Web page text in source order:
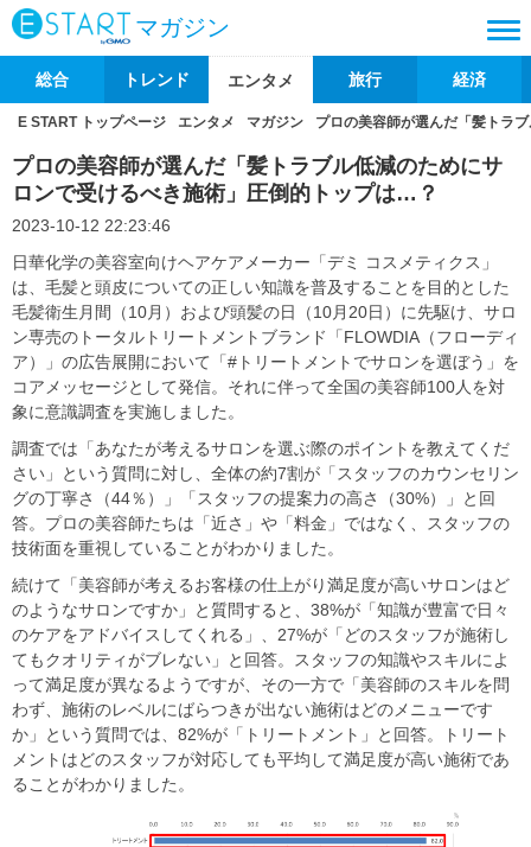
マガジン
総合 トレンド エンタメ 旅行 経済
E START トップページ エンタメ マガジン プロの美容師が選んだ「髪トラ
プロの美容師が選んだ「髪トラブル低減のためにサ
ロンで受けるべき施術」圧倒的トップは…？
2023-10-12 22:23:46
日華化学の美容室向けヘアケアメーカー「デミ コスメティクス」
は、毛髪と頭皮についての正しい知識を普及することを目的とした
毛髪衛生月間（10月）および頭髪の日（10月20日）に先駆け、サロ
ン専売のトータルトリートメントブランド「FLOWDIA（フローディ
ア）」の広告展開において「#トリートメントでサロンを選ぼう」を
コアメッセージとして発信。それに伴って全国の美容師100人を対
象に意識調査を実施しました。
調査では「あなたが考えるサロンを選ぶ際のポイントを教えてくだ
さい」という質問に対し、全体の約7割が「スタッフのカウンセリン
グの丁寧さ（44％）」「スタッフの提案力の高さ（30%）」と回
答。プロの美容師たちは「近さ」や「料金」ではなく、スタッフの
技術面を重視していることがわかりました。
続けて「美容師が考えるお客様の仕上がり満足度が高いサロンはど
のようなサロンですか」と質問すると、38%が「知識が豊富で日々
のケアをアドバイスしてくれる」、27%が「どのスタッフが施術し
てもクオリティがブレない」と回答。スタッフの知識やスキルによ
って満足度が異なるようですが、その一方で「美容師のスキルを問
わず、施術のレベルにばらつきが出ない施術はどのメニューです
か」という質問では、82%が「トリートメント」と回答。トリート
メントはどのスタッフが対応しても平均して満足度が高い施術であ
ることがわかりました。